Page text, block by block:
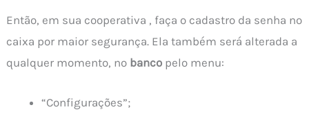
Então, em sua cooperativa , faça o cadastro da senha no
caixa por maior segurança. Ela também será alterada a
qualquer momento, no banco pelo menu:
“Configurações”;